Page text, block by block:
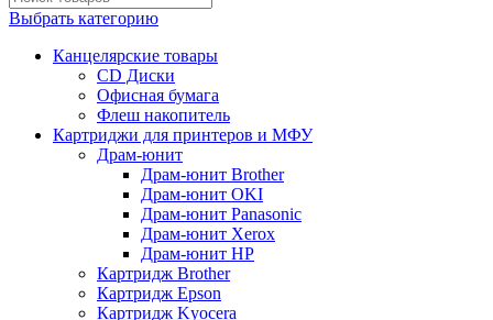
Выбрать категорию
Канцелярские товары
CD Диски
Офисная бумага
Флеш накопитель
Картриджи для принтеров и МФУ
Драм-юнит
Драм-юнит Brother
Драм-юнит OKI
Драм-юнит Panasonic
Драм-юнит Xerox
Драм-юнит НР
Картридж Brother
Картридж Epson
Картридж Kyocera